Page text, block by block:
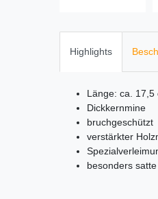
Highlights
Länge: ca. 17,5
Dickkernmine
bruchgeschützt
verstärkter
besonders